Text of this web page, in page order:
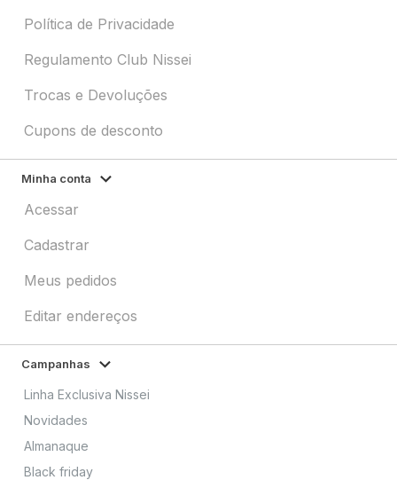
Política de Privacidade
Regulamento Club Nissei
Trocas e Devoluções
Cupons de desconto
Minha conta
Acessar
Cadastrar
Meus pedidos
Editar endereços
Campanhas
Linha Exclusiva Nissei
Novidades
Almanaque
Black friday